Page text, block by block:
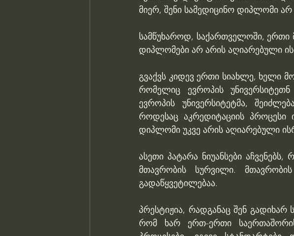
მიერ, შენი სამედიცინო დიპლომი არ
სამწუხაროდ, საქართველოში, ერთი
დიპლომები არ არის აღიარებული
გვაქვს კიდევ ერთი სიახლე, ხელი
რომელიც ევროპის
ევროპის უნივერსიტეტმა,
როდესაც აკრედიტაციის პროცესი
დიპლომი უკვე არის აღიარებული
ასეთი პატარა ნიუანსები
მთავრობის სურვილი.
გადაწყვეტილებაა.
პრესტიჟია, რადგანაც შენ
რომ ხარ ერთ-ერთი